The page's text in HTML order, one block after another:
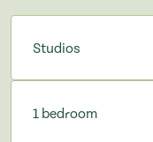
Studios
1 bedroom